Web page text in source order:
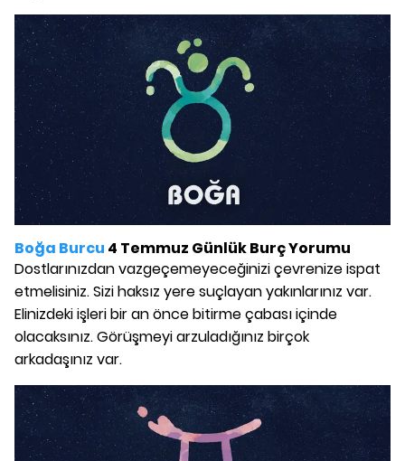
Boğa Burcu 4 Temmuz Günlük Burç Yorumu
Dostlarınızdan vazgeçemeyeceğinizi çevrenize ispat
etmelisiniz. Sizi haksız yere suçlayan yakınlarınız var.
Elinizdeki işleri bir an önce bitirme çabası içinde
olacaksınız. Görüşmeyi arzuladığınız birçok
arkadaşınız var.